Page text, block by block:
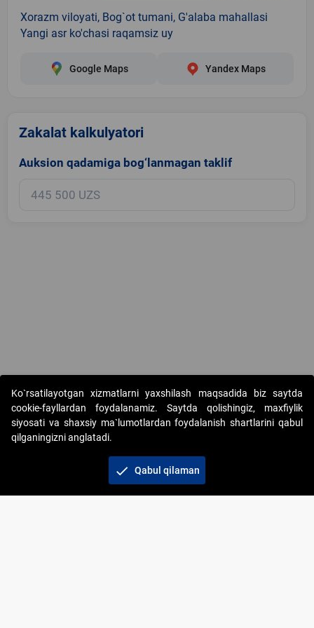
Xorazm viloyati, Bog`ot tumani, G'alaba mahallasi
Yangi asr ko'chasi raqamsiz uy
Google Maps Yandex Maps
Zakalat kalkulyatori
Auksion qadamiga bog‘lanmagan taklif
Copyright © 2017-2026. "Elektron onlayn-auksionlarni tashkil etish"
AJ. Barcha huquqlar himoyalangan
+998 71 202-21-11
Ko`rsatilayotgan xizmatlarni yaxshilash maqsadida biz saytda
cookie-fayllardan foydalanamiz. Saytda qolishingiz, maxfiylik
siyosati va shaxsiy ma`lumotlardan foydalanish shartlarini qabul
qilganingizni anglatadi.
check Qabul qilaman